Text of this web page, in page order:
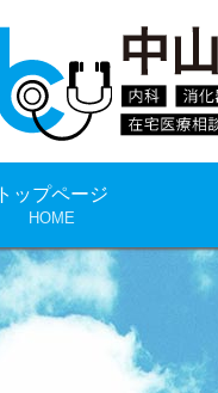
トップページ
HOME